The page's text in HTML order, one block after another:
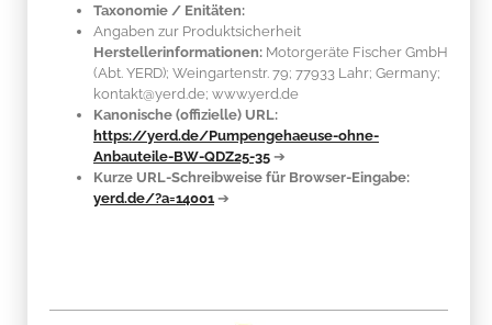
Taxonomie / Enitäten:
Angaben zur Produktsicherheit
Herstellerinformationen: Motorgeräte Fischer GmbH
(Abt. YERD); Weingartenstr. 79; 77933 Lahr; Germany;
kontakt@yerd.de; www.yerd.de
Kanonische (offizielle) URL:
https://yerd.de/Pumpengehaeuse-ohne-
Anbauteile-BW-QDZ25-35 ➔
Kurze URL-Schreibweise für Browser-Eingabe:
yerd.de/?a=14001 ➔